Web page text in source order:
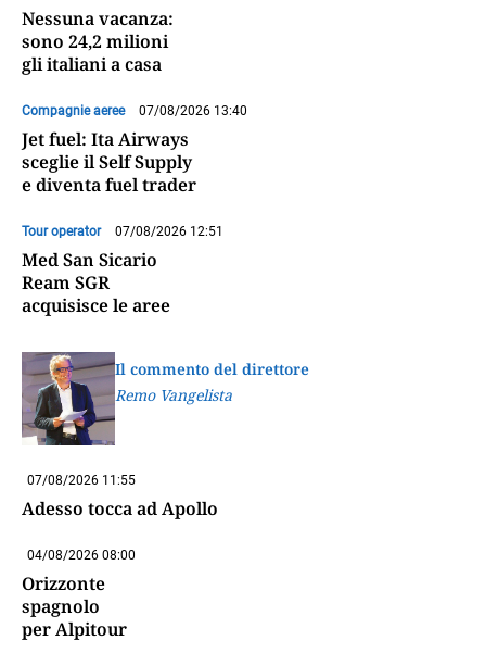
Nessuna vacanza:
sono 24,2 milioni
gli italiani a casa
Compagnie aeree 07/08/2026 13:40
Jet fuel: Ita Airways
sceglie il Self Supply
e diventa fuel trader
Tour operator 07/08/2026 12:51
Med San Sicario
Ream SGR
acquisisce le aree
Il commento del direttore
Remo Vangelista
07/08/2026 11:55
Adesso tocca ad Apollo
04/08/2026 08:00
Orizzonte
spagnolo
per Alpitour